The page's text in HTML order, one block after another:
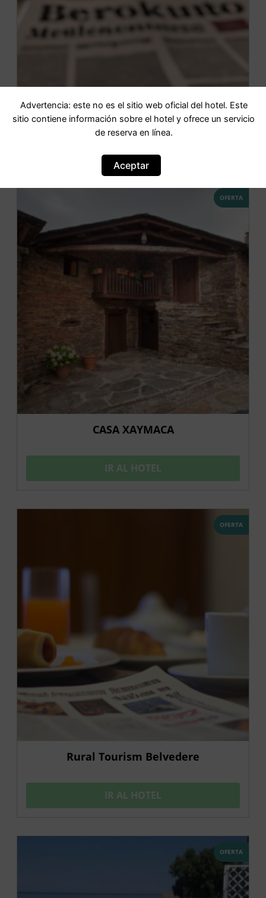
Agriturismo Arca Teveraccio
OFERTA
CASA XAYMACA
IR AL HOTEL
OFERTA
Rural Tourism Belvedere
IR AL HOTEL
OFERTA
Advertencia: este no es el sitio web oficial del hotel. Este
sitio contiene información sobre el hotel y ofrece un servicio
de reserva en línea.
Aceptar